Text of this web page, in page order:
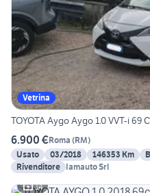
Vetrina
TOYOTA Aygo Aygo 1.0 VVT-i 69
6.900 €Roma (RM)
Usato
03/2018 146353 Km
Rivenditore Iamauto Srl
14